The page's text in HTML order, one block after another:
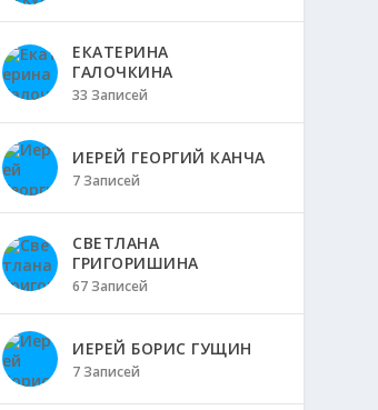
ЕКАТЕРИНА
ГАЛОЧКИНА
33 Записей
ИЕРЕЙ ГЕОРГИЙ КАНЧА
7 Записей
СВЕТЛАНА
ГРИГОРИШИНА
67 Записей
ИЕРЕЙ БОРИС ГУЩИН
7 Записей